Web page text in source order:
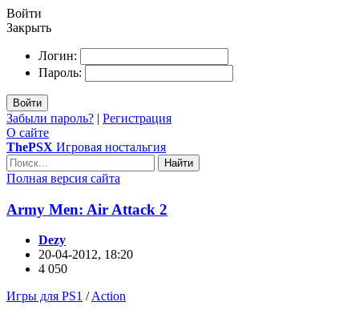
Войти
Закрыть
Логин:
Пароль:
Войти
Забыли пароль? | Регистрация
О сайте
ThePSX Игровая ностальгия
Найти
Полная версия сайта
Army Men: Air Attack 2
Dezy
20-04-2012, 18:20
4 050
Игры для PS1 /Action